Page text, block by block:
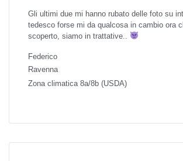
Gli ultimi due mi hanno rubato delle foto su
tedesco forse mi da qualcosa in cambio ora
scoperto, siamo in trattative..
Federico
Ravenna
Zona climatica 8a/8b (USDA)